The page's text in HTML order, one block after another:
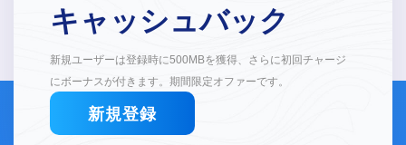
キャッシュバック
新規ユーザーは登録時に500MBを獲得、さらに初回チャージ
にボーナスが付きます。期間限定オファーです。
新規登録